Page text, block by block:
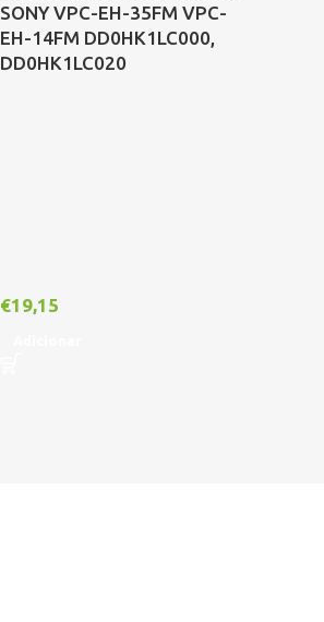
SONY VPC-EH-35FM VPC-
EH-14FM DD0HK1LC000,
DD0HK1LC020
€19,15